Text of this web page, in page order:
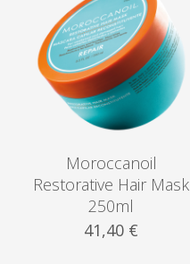
Moroccanoil
Restorative Hair Mask
250ml
41,40 €